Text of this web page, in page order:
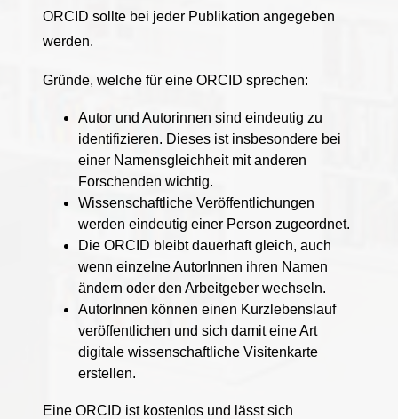
ORCID sollte bei jeder Publikation angegeben
werden.
Gründe, welche für eine ORCID sprechen:
Autor und Autorinnen sind eindeutig zu
identifizieren. Dieses ist insbesondere bei
einer Namensgleichheit mit anderen
Forschenden wichtig.
Wissenschaftliche Veröffentlichungen
werden eindeutig einer Person zugeordnet.
Die ORCID bleibt dauerhaft gleich, auch
wenn einzelne AutorInnen ihren Namen
ändern oder den Arbeitgeber wechseln.
AutorInnen können einen Kurzlebenslauf
veröffentlichen und sich damit eine Art
digitale wissenschaftliche Visitenkarte
erstellen.
Eine ORCID ist kostenlos und lässt sich